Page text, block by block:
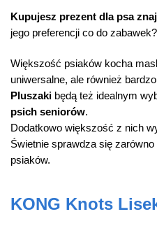
Kupujesz prezent dla psa
jego preferencji co do
Większość psiaków kocha
uniwersalne, ale również
Pluszaki będą też idealnym
psich seniorów.
Dodatkowo większość z nich
Świetnie sprawdza się
psiaków.
KONG Knots